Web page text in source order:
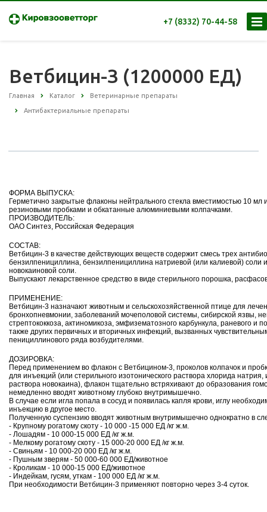
+7 (8332) 70-44-58
Ветбицин-З (1200000 ЕД)
Главная Каталог Ветеринарные препараты
Антибактериальные препараты
ФОРМА ВЫПУСКА:
Герметично закрытые флаконы нейтрального стекла вместимостью 10 мл
резиновыми пробками и обкатанные алюминиевыми колпачками.
ПРОИЗВОДИТЕЛЬ:
ОАО Синтез, Российская Федерация
СОСТАВ:
Ветбицин-3 в качестве действующих веществ содержит смесь трех
бензилпенициллина, бензилпенициллина натриевой (или калиевой) соли
новокаиновой соли.
Выпускают лекарственное средство в виде стерильного порошка,
ПРИМЕНЕНИЕ:
Ветбицин-3 назначают животным и сельскохозяйственной птице для
бронхопневмонии, заболеваний мочеполовой системы, сибирской язвы,
стрептококкоза, актиномикоза, эмфизематозного карбункула, раневого и
также других первичных и вторичных инфекций, вызванных
пенициллинового ряда возбудителями.
ДОЗИРОВКА:
Перед применением во флакон с Ветбицином-3, проколов колпачок и
для инъекций (или стерильного изотонического раствора хлорида натрия,
раствора новокаина), флакон тщательно встряхивают до образования
немедленно вводят животному глубоко внутримышечно.
В случае если игла попала в сосуд и появилась капля крови, иглу
инъекцию в другое место.
Полученную суспензию вводят животным внутримышечно однократно в
- Крупному рогатому скоту - 10 000 -15 000 ЕД /кг ж.м.
- Лошадям - 10 000-15 000 ЕД /кг ж.м.
- Мелкому рогатому скоту - 15 000-20 000 ЕД /кг ж.м.
- Свиньям - 10 000-20 000 ЕД /кг ж.м.
- Пушным зверям - 50 000-60 000 ЕД/животное
- Кроликам - 10 000-15 000 ЕД/животное
- Индейкам, гусям, уткам - 100 000 ЕД /кг ж.м.
При необходимости Ветбицин-3 применяют повторно через 3-4 суток.